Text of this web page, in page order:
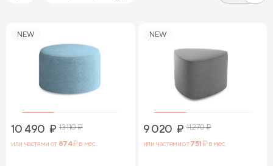
Сначала дешевые
Сначала дорогие
NEW
10 490 ₽ 13 110₽
или частями от 874₽ в мес.
NEW
9 020 ₽ 11 270₽
или частями от751 ₽ в мес.